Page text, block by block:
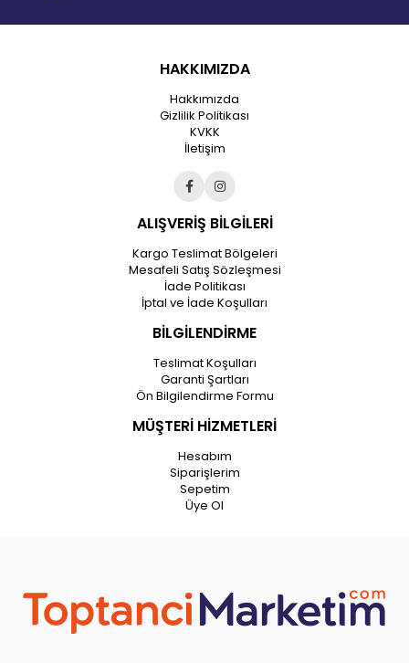
HAKKIMIZDA
Hakkımızda
Gizlilik Politikası
KVKK
İletişim
ALIŞVERİŞ BİLGİLERİ
Kargo Teslimat Bölgeleri
Mesafeli Satış Sözleşmesi
İade Politikası
İptal ve İade Koşulları
BİLGİLENDİRME
Teslimat Koşulları
Garanti Şartları
Ön Bilgilendirme Formu
MÜŞTERİ HİZMETLERİ
Hesabım
Siparişlerim
Sepetim
Üye Ol